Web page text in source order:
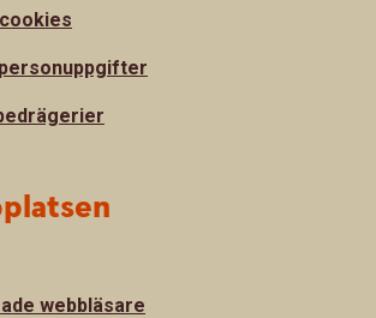
webbläsare